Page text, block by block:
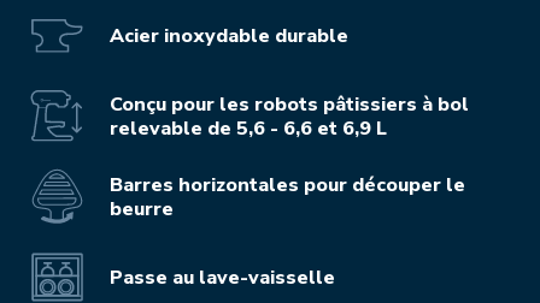
Acier inoxydable durable
Conçu pour les robots pâtissiers à bol
relevable de 5,6 - 6,6 et 6,9 L
Barres horizontales pour découper le
beurre
Passe au lave-vaisselle